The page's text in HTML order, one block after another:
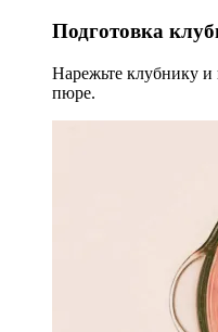
Подготовка
Нарежьте клубнику и
пюре.